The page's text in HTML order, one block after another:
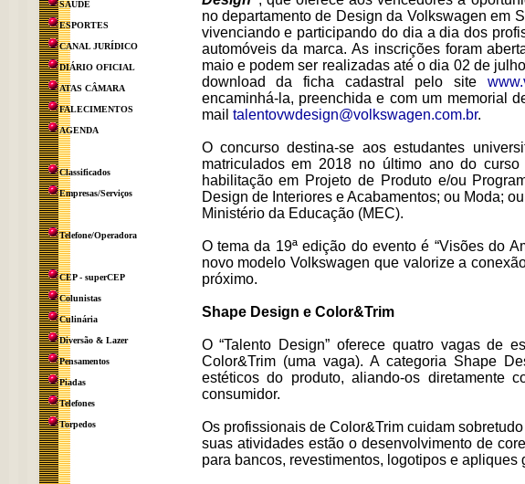
SAÚDE
ESPORTES
CANAL JURÍDICO
DIÁRIO OFICIAL
ATAS CÂMARA
FALECIMENTOS
AGENDA
Classificados
Empresas/Serviços
Telefone/Operadora
CEP - superCEP
Colunistas
Culinária
Diversão & Lazer
Pensamentos
Piadas
Telefones
Torpedos
no departamento de Design da Volkswagen em
vivenciando e participando do dia a dia dos
automóveis da marca. As inscrições foram
maio e podem ser realizadas até o dia 02 de
download da ficha cadastral pelo site
encaminhá-la, preenchida e com um memorial
mail talentovwdesign@volkswagen.com.br.
O concurso destina-se aos estudantes
matriculados em 2018 no último ano do
habilitação em Projeto de Produto e/ou
Design de Interiores e Acabamentos; ou Moda;
Ministério da Educação (MEC).
O tema da 19ª edição do evento é “Visões do
novo modelo Volkswagen que valorize a
próximo.
Shape Design e Color&Trim
O “Talento Design” oferece quatro vagas de
Color&Trim (uma vaga). A categoria Shape
estéticos do produto, aliando-os diretamente
consumidor.
Os profissionais de Color&Trim cuidam
suas atividades estão o desenvolvimento de
para bancos, revestimentos, logotipos e